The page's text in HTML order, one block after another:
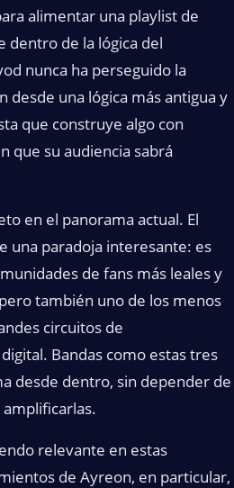
alimentar una playlist de
dentro de la lógica del
nunca ha perseguido la
desde una lógica más antigua y
que construye algo con
que su audiencia sabrá
en el panorama actual. El
una paradoja interesante: es
de fans más leales y
también uno de los menos
circuitos de
Bandas como estas tres
desde dentro, sin depender de
relevante en estas
de Ayreon, en particular,